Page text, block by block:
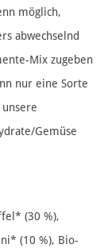
möglich,
abwechselnd
Mix zugeben
nur eine Sorte
Gemüse
(30 %),
(10 %), Bio-